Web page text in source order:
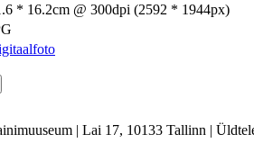
* 16.2cm @ 300dpi (2592 * 1944px)
| Lai 17, 10133 Tallinn |